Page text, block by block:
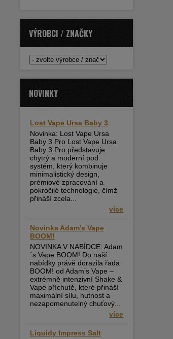
VÝROBCI / ZNAČKY
NOVINKY
Lost Vape Ursa Baby 3
Novinka: Lost Vape Ursa
Baby 3 Pro Lost Vape Ursa
Baby 3 Pro představuje
chytrý a moderní pod
systém, který kombinuje
minimalistický design,
prémiové zpracování a
pokročilé technologie, čímž
přináší zcela...
více
Novinka Adam’s Vape
BOOM!
NOVINKA V NABÍDCE: Adam
´s Vape BOOM! Do naší
nabídky právě dorazila řada
BOOM! od Adam’s Vape –
extrémně intenzivní Shake &
Vape příchutě, které přináší
maximální sílu, hutnost a
nezapomenutelný chuťový...
více
Liquidy Impress Salt